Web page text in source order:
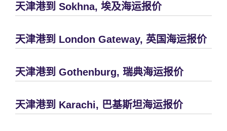
天津港到 Sokhna, 埃及海运报价
天津港到 London Gateway, 英国海运报价
天津港到 Gothenburg, 瑞典海运报价
天津港到 Karachi, 巴基斯坦海运报价